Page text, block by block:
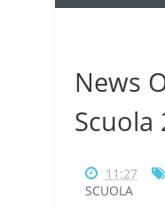
News
Scuola
11:27
SCUOLA